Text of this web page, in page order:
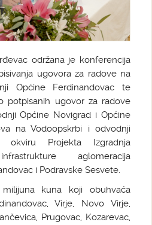
održana je konferencija
ugovora za radove na
Općine Ferdinandovac te
potpisanih ugovor za radove
Općine Novigrad i Općine
na Vodoopskrbi i odvodnji
Projekta Izgradnja
aglomeracija
i Podravske Sesvete.
kuna koji obuhvaća
Virje, Novo Virje,
Prugovac, Kozarevac,